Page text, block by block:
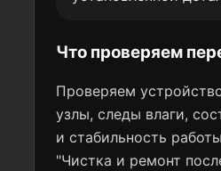
Что проверяем
Проверяем
узлы, следы влаги,
и стабильность
"Чистка и ремонт